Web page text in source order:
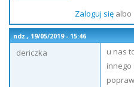
Zaloguj sięalbo
ndz., 19/05/2019 - 15:46
dericzka
u nas
innego